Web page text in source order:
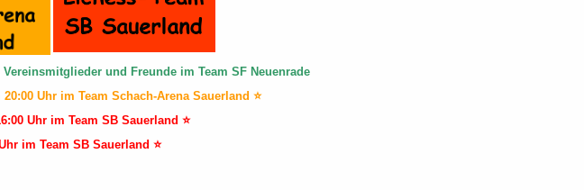
und Freunde im Team SF Neuenrade
Uhr im Team Schach-Arena Sauerland ⭐
Uhr im Team SB Sauerland ⭐
im Team SB Sauerland ⭐